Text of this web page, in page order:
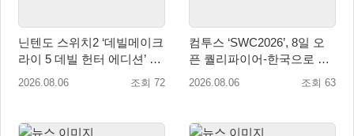
닌텐도 스위치2 ‘데빌메이크
라이 5 데빌 헌터 에디션’ 패
키지 제품 8월 7일 예약판매
2026.08.06 조회 72
컴투스 ‘SWC2026’, 8일 오
픈 퀄리파이어-한국으로 시
즌 개막!
2026.08.06 조회 63